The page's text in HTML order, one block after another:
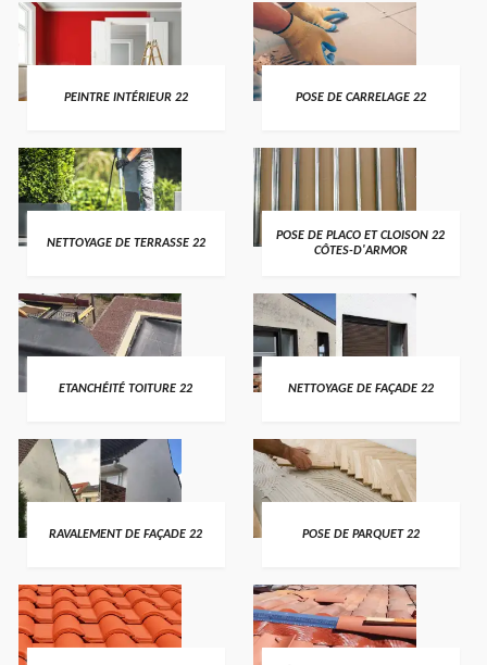
PEINTRE INTÉRIEUR 22 POSE DE CARRELAGE 22
NETTOYAGE DE TERRASSE 22
POSE DE PLACO ET CLOISON 22
CÔTES-D'ARMOR
ETANCHÉITÉ TOITURE 22 NETTOYAGE DE FAÇADE 22
RAVALEMENT DE FAÇADE 22 POSE DE PARQUET 22